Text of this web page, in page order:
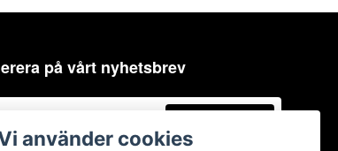
på vårt nyhetsbrev
använder cookies